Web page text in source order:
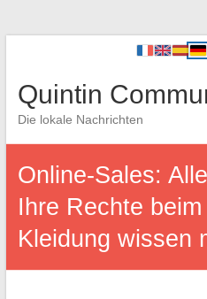
Quintin
Die lokale Nachrichten
Online-Sales:
Ihre Rechte
Kleidung wissen